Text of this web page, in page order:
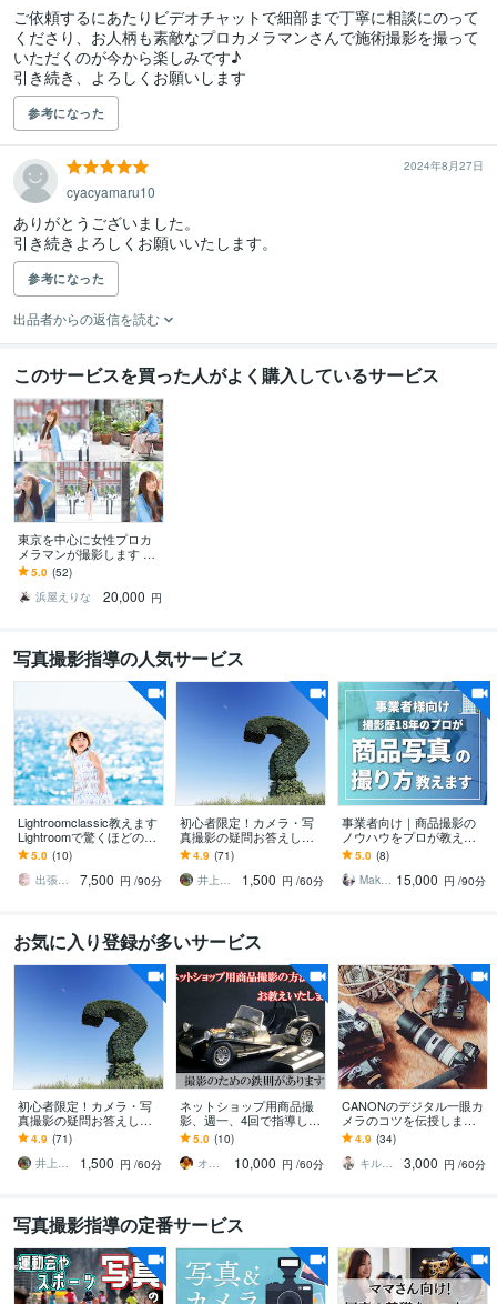
ご依頼するにあたりビデオチャットで細部まで丁寧に相談にのって
くださり、お人柄も素敵なプロカメラマンさんで施術撮影を撮って
いただくのが今から楽しみです♪
引き続き、よろしくお願いします
参考になった
2024年8月27日
cyacyamaru10
ありがとうございました。
引き続きよろしくお願いいたします。
参考になった
出品者からの返信を読む
このサービスを買った人がよく購入しているサービス
東京を中心に女性プロカ
メラマンが撮影します ロ
ケーション、スタジオ等
ご相談下さい
5.0 (52)
浜屋えりな
20,000 円
写真撮影指導の人気サービス
Lightroomclassic教えます
Lightroomで驚くほどの仕
上がりを実現する講座で
す！
5.0 (10)
出張撮影写真 Eri
7,500 円 /90分
初心者限定！カメラ・写
真撮影の疑問お答えしま
す その「困った」解決し
ます。AI時代のセカンド
オピニオン！
4.9 (71)
井上大輔＠DCMTフォトグラファー
1,500 円 /60分
事業者向け｜商品撮影の
ノウハウをプロが教えま
す EC・SNS用に商品の魅
力を伝える撮影ノウハウ
をお伝えします
5.0 (8)
Makoマコ＠講師・撮影コンサルタント 15,000 円 /90分
お気に入り登録が多いサービス
初心者限定！カメラ・写
真撮影の疑問お答えしま
す その「困った」解決し
ます。AI時代のセカンド
オピニオン！
4.9 (71)
井上大輔＠DCMTフォトグラファー
1,500 円 /60分
ネットショップ用商品撮
影、週一、4回で指導しま
す ネットショップは画像
が命、一眼レフやコンパ
クトデジカメでも可
5.0 (10)
オムニー・池田光男
10,000 円 /60分
CANONのデジタル一眼カ
メラのコツを伝授します
元カメラマンが一眼カメ
ラ・スマホの撮り方のコ
ツを伝授！
4.9 (34)
キルハラムカナ
3,000 円 /60分
写真撮影指導の定番サービス